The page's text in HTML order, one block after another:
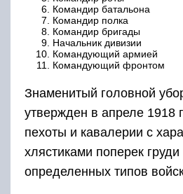
Командир батальона
Командир полка
Командир бригады
Начальник дивизии
Командующий армией
Командующий фронтом
Знаменитый головной
утвержден в апреле 1918
пехоты и кавалерии с
хлястиками поперек
определенных типов